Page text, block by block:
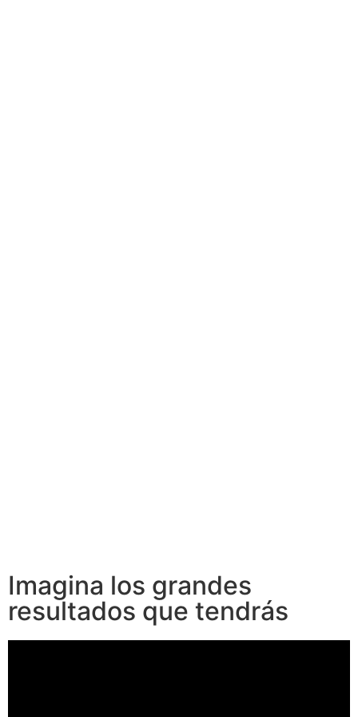
Imagina los grandes
resultados que tendrás